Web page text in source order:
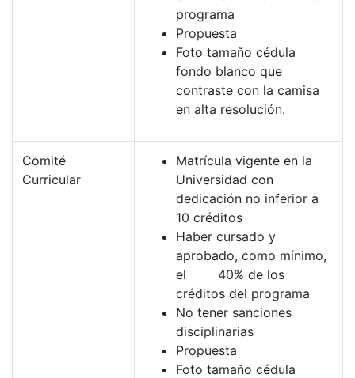
programa
Propuesta
Foto tamaño cédula
fondo blanco que
contraste con la camisa
en alta resolución.
Comité
Curricular
Matrícula vigente en la
Universidad con
dedicación no inferior a
10 créditos
Haber cursado y
aprobado, como mínimo,
el 40% de los
créditos del programa
No tener sanciones
disciplinarias
Propuesta
Foto tamaño cédula